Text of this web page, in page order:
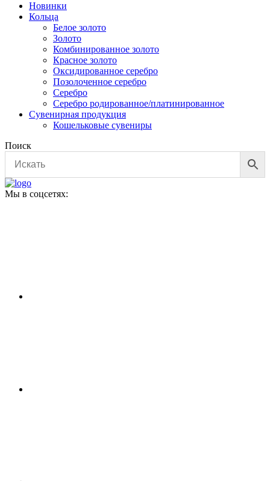
Новинки
Кольца
Белое золото
Золото
Комбинированное золото
Красное золото
Оксидированное серебро
Позолоченное серебро
Серебро
Серебро родированное/платинированное
Сувенирная продукция
Кошельковые сувениры
Поиск
Мы в соцсетях: